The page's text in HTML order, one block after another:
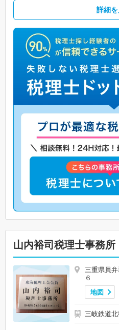
詳細
山内裕司税理士事務所
三重県員
６
地図
三岐鉄道